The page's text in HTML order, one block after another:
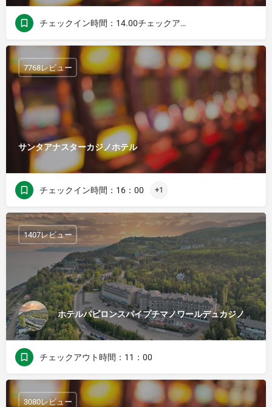
チェックイン時間：14.00チェックアウト時間：12.00
サンタアナスターカジノホテル
7768レビュー
チェックイン時間：16：00 +1
ホテルパビロンスパイプチマノワールデュカジノ
1407レビュー
チェックアウト時間：11：00
3080レビュー